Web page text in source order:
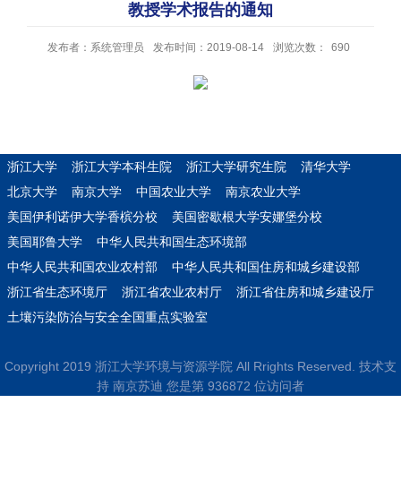
教授学术报告的通知
发布者：系统管理员 发布时间：2019-08-14 浏览次数： 690
浙江大学 浙江大学本科生院 浙江大学研究生院
清华大学
北京大学
南京大学 中国农业大学
南京农业大学
美国伊利诺伊大学香槟分校
美国密歇根大学安娜堡分校
美国耶鲁大学
中华人民共和国生态环境部
中华人民共和国农业农村部
中华人民共和国住房和城乡建设部
浙江省生态环境厅
浙江省农业农村厅
浙江省住房和城乡建设厅
土壤污染防治与安全全国重点实验室
Copyright 2019 浙江大学环境与资源学院 All Rrights Reserved. 技术支
持 南京苏迪 您是第 936872 位访问者